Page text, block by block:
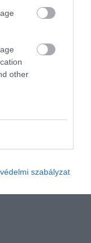
other
szabályzat
- mi az a
A legfontosabb
(JIR).